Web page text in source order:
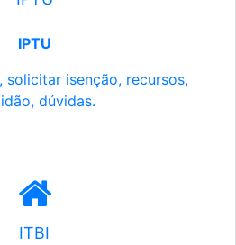
IPTU
solicitar isenção, recursos,
dúvidas.
ITBI